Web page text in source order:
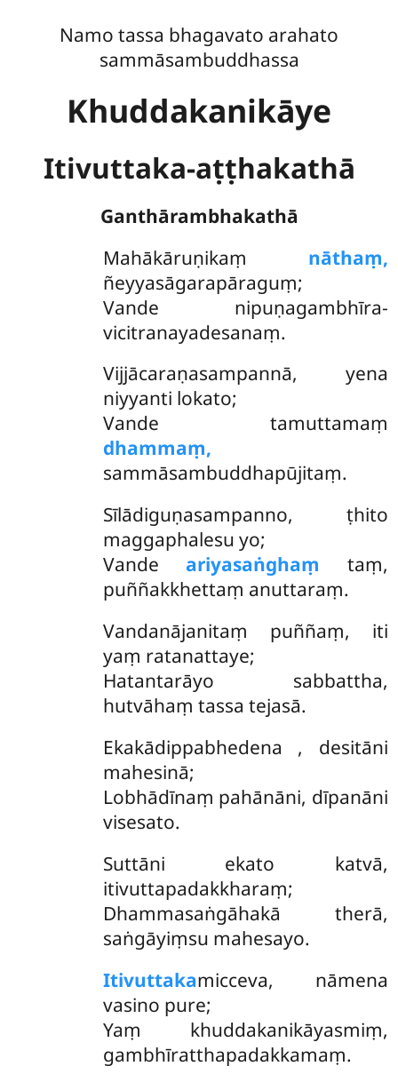
Namo tassa bhagavato arahato
sammāsambuddhassa
Khuddakanikāye
Itivuttaka-aṭṭhakathā
Ganthārambhakathā
Mahākāruṇikaṃ nāthaṃ,
ñeyyasāgarapāraguṃ;
Vande nipuṇagambhīra-
vicitranayadesanaṃ.
Vijjācaraṇasampannā, yena
niyyanti lokato;
Vande tamuttamaṃ
dhammaṃ,
sammāsambuddhapūjitaṃ.
Sīlādiguṇasampanno, ṭhito
maggaphalesu yo;
Vande ariyasaṅghaṃ taṃ,
puññakkhettaṃ anuttaraṃ.
Vandanājanitaṃ puññaṃ, iti
yaṃ ratanattaye;
Hatantarāyo sabbattha,
hutvāhaṃ tassa tejasā.
Ekakādippabhedena , desitāni
mahesinā;
Lobhādīnaṃ pahānāni, dīpanāni
visesato.
Suttāni ekato katvā,
itivuttapadakkharaṃ;
Dhammasaṅgāhakā therā,
saṅgāyiṃsu mahesayo.
Itivuttakamicceva, nāmena
vasino pure;
Yaṃ khuddakanikāyasmiṃ,
gambhīratthapadakkamaṃ.